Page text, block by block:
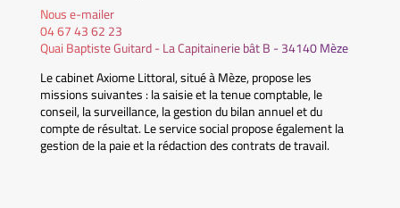
Nous e-mailer
04 67 43 62 23
Quai Baptiste Guitard - La Capitainerie bât B - 34140 Mèze
Le cabinet Axiome Littoral, situé à Mèze, propose les
missions suivantes : la saisie et la tenue comptable, le
conseil, la surveillance, la gestion du bilan annuel et du
compte de résultat. Le service social propose également la
gestion de la paie et la rédaction des contrats de travail.